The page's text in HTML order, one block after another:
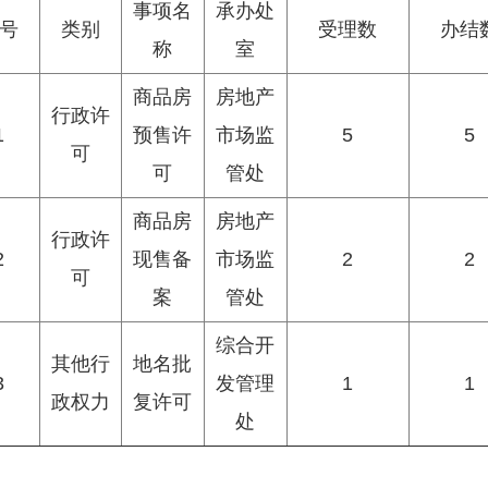
类别
事项名
称
承办处
室
受理数 办结
行政许
可
商品房
预售许
可
房地产
市场监
管处
5 5
行政许
可
商品房
现售备
案
房地产
市场监
管处
2 2
其他行
政权力
地名批
复许可
综合开
发管理
处
1 1